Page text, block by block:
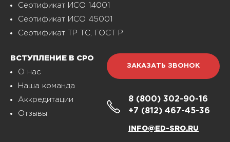
Сертификат ИСО 14001
Сертификат ИСО 45001
Сертификат ТР ТС, ГОСТ Р
ВСТУПЛЕНИЕ В СРО
О нас
Наша команда
Аккредитации
Отзывы
ЗАКАЗАТЬ ЗВОНОК
8 (800) 302-90-16
+7 (812) 467-45-36
INFO@ED-SRO.RU